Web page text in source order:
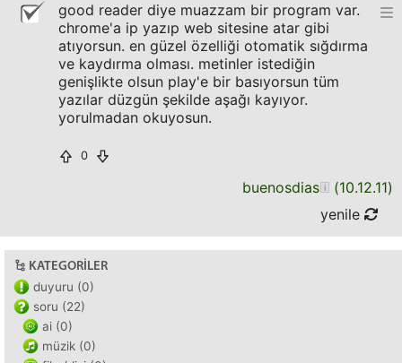
good reader diye muazzam bir program var.
chrome'a ip yazıp web sitesine atar gibi
atıyorsun. en güzel özelliği otomatik sığdırma
ve kaydırma olması. metinler istediğin
genişlikte olsun play'e bir basıyorsun tüm
yazılar düzgün şekilde aşağı kayıyor.
yorulmadan okuyosun.
0
buenosdias (10.12.11)
yenile
KATEGORILER
duyuru (0)
soru (22)
ai (0)
müzik (0)